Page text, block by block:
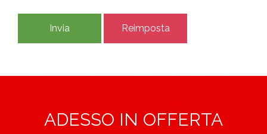
ADESSO IN OFFERTA